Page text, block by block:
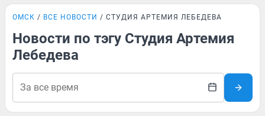
ОМСК ВСЕ НОВОСТИ СТУДИЯ АРТЕМИЯ ЛЕБЕДЕВА
Новости по тэгу Студия Артемия
Лебедева